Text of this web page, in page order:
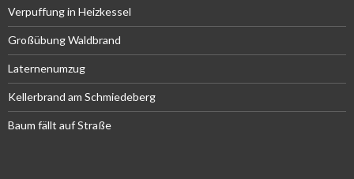
Verpuffung in Heizkessel
Großübung Waldbrand
Laternenumzug
Kellerbrand am Schmiedeberg
Baum fällt auf Straße